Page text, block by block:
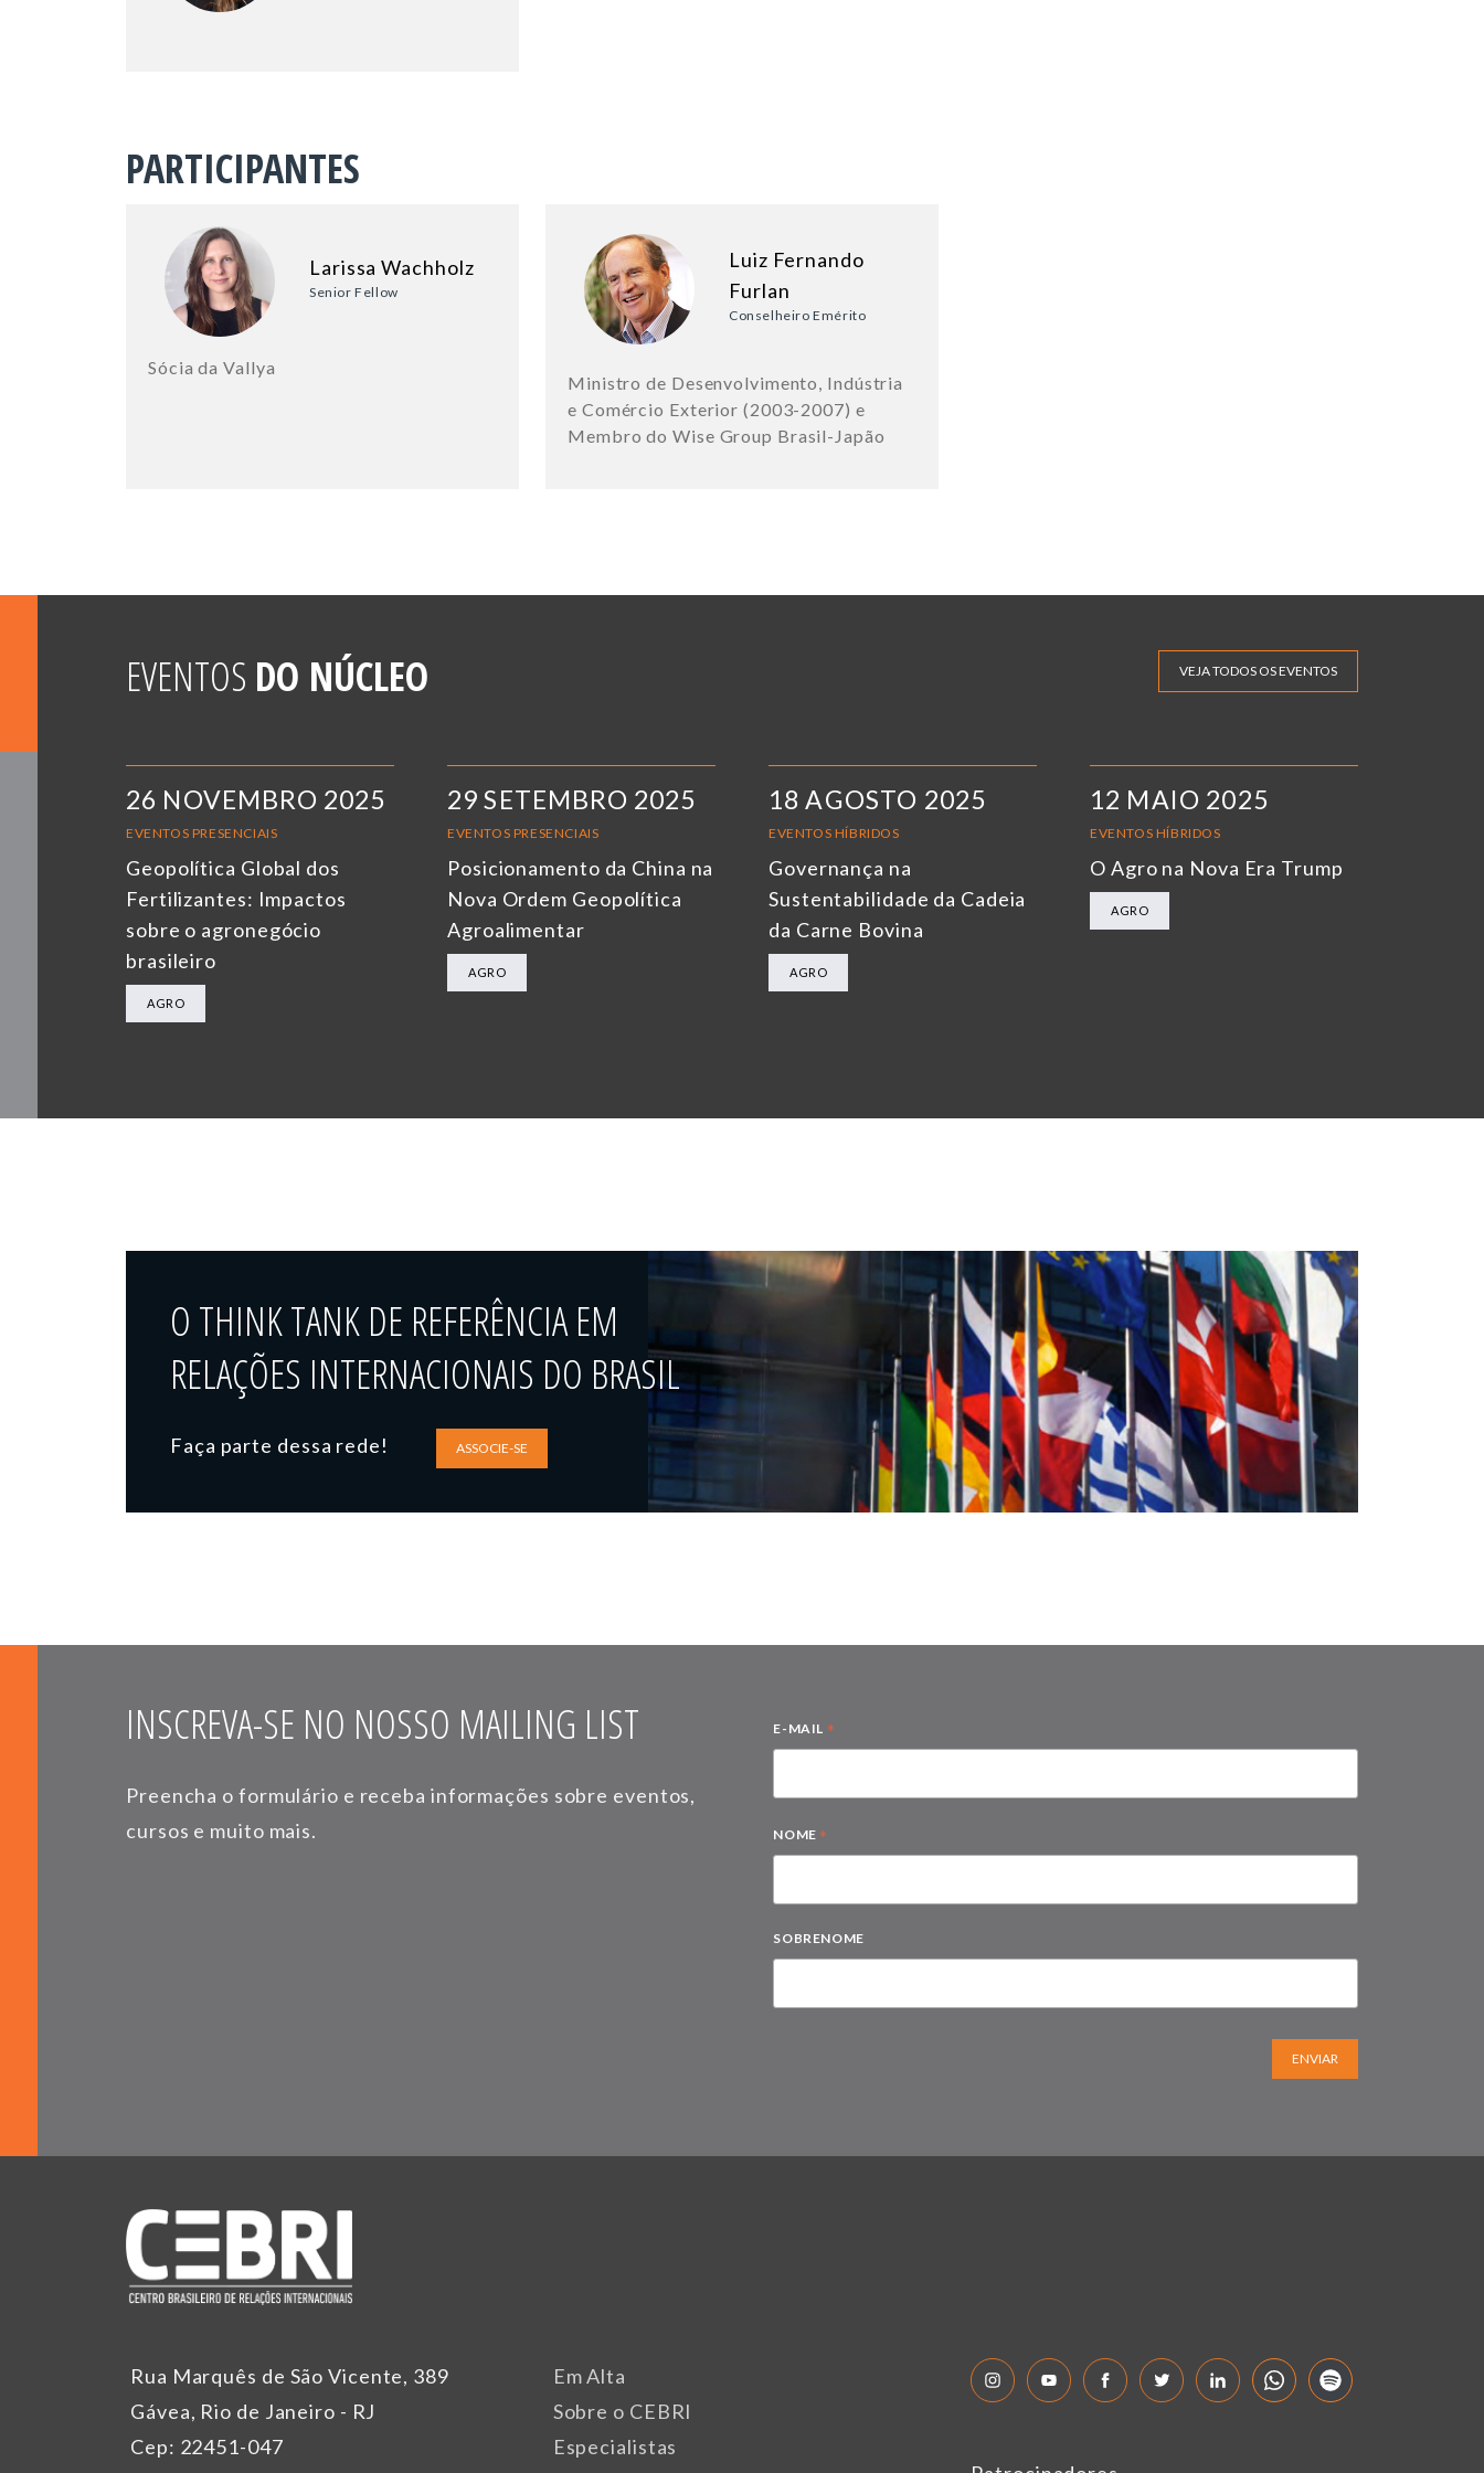
PARTICIPANTES
Larissa Wachholz
Senior Fellow
Sócia da Vallya
Luiz Fernando
Furlan
Conselheiro Emérito
Ministro de Desenvolvimento, Indústria
e Comércio Exterior (2003-2007) e
Membro do Wise Group Brasil-Japão
EVENTOS DO NÚCLEO VEJA TODOS OS EVENTOS
26 NOVEMBRO 2025
EVENTOS PRESENCIAIS
Geopolítica Global dos
Fertilizantes: Impactos
sobre o agronegócio
brasileiro
AGRO
29 SETEMBRO 2025
EVENTOS PRESENCIAIS
Posicionamento da China na
Nova Ordem Geopolítica
Agroalimentar
AGRO
18 AGOSTO 2025
EVENTOS HÍBRIDOS
Governança na
Sustentabilidade da Cadeia
da Carne Bovina
AGRO
12 MAIO 2025
EVENTOS HÍBRIDOS
O Agro na Nova Era Trump
AGRO
O THINK TANK DE REFERÊNCIA EM
RELAÇÕES INTERNACIONAIS DO BRASIL
Faça parte dessa rede! ASSOCIE-SE
INSCREVA-SE NO NOSSO MAILING LIST
Preencha o formulário e receba informações sobre eventos,
cursos e muito mais.
E-MAIL *
NOME *
SOBRENOME
ENVIAR
Rua Marquês de São Vicente, 389
Gávea, Rio de Janeiro - RJ
Cep: 22451-047
Em Alta
Sobre o CEBRI
Especialistas